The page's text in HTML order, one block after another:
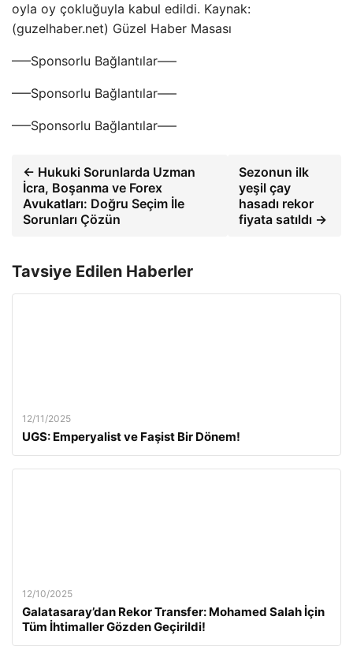
oyla oy çokluğuyla kabul edildi. Kaynak:
(guzelhaber.net) Güzel Haber Masası
—–Sponsorlu Bağlantılar—–
—–Sponsorlu Bağlantılar—–
—–Sponsorlu Bağlantılar—–
← Hukuki Sorunlarda Uzman
İcra, Boşanma ve Forex
Avukatları: Doğru Seçim İle
Sorunları Çözün
Sezonun ilk
yeşil çay
hasadı rekor
fiyata satıldı →
Tavsiye Edilen Haberler
12/11/2025
UGS: Emperyalist ve Faşist Bir Dönem!
12/10/2025
Galatasaray’dan Rekor Transfer: Mohamed Salah İçin
Tüm İhtimaller Gözden Geçirildi!